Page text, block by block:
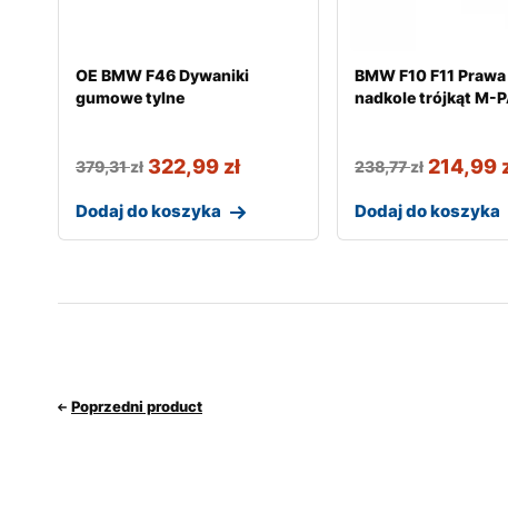
OE BMW F46 Dywaniki
gumowe tylne
379,31zł 322,99 zł
Dodaj do koszyka
BMW F10 F11
nadkole trójkąt M-
238,77zł 214,99
Dodaj do koszyka
Poprzedni product